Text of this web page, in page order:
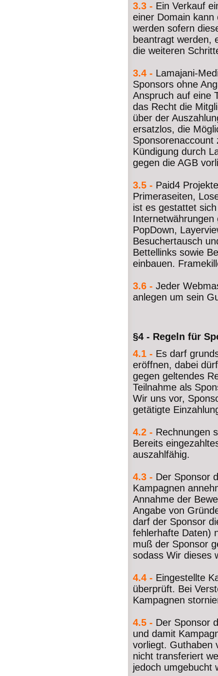
3.3 - Ein Verkauf
einer Domain
werden sofern
beantragt werden,
die weiteren
3.4 - Lamajani-
Sponsors ohne
Anspruch auf eine
das Recht die
über der
ersatzlos, die
Kündigung durch
gegen die AGB
3.5 - Paid4
Primeraseiten,
ist es gestattet
Internetwährungen
PopDown,
Besuchertausch
Bettellinks sowie
einbauen.
3.6 - Jeder
anlegen um sein
§4 - Regeln für
4.1 - Es darf
eröffnen, dabei
gegen geltendes
Teilnahme als
Wir uns vor,
getätigte
4.2 - Rechnungen
Bereits
auszahlfähig.
4.3 - Der Sponsor
Kampagnen
Annahme der
Angabe von
darf der Sponsor
fehlerhafte Daten)
muß der Sponsor
sodass Wir dieses
4.4 - Eingestellte
überprüft. Bei
Kampagnen
4.5 - Der Sponsor
und damit
vorliegt. Guthaben
nicht transferiert
jedoch umgebucht